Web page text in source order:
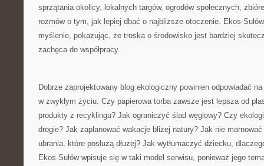
sprzątania okolicy, lokalnych targów, ogrodów społecznych,
rozmów o tym, jak lepiej dbać o najbliższe otoczenie. Ekos-
myślenie, pokazując, że troska o środowisko jest bardziej
zachęca do współpracy.
Dobrze zaprojektowany blog ekologiczny powinien odpowiadać
w zwykłym życiu. Czy papierowa torba zawsze jest lepsza od
produkty z recyklingu? Jak ograniczyć ślad węglowy? Czy
drogie? Jak zaplanować wakacje bliżej natury? Jak nie
ubrania, które posłużą dłużej? Jak wytłumaczyć dziecku,
Ekos-Sułów wpisuje się w taki model serwisu, ponieważ jego